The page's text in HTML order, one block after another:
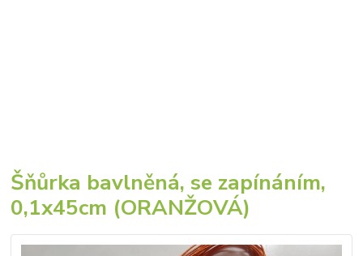
Šňůrka bavlněná, se zapínáním,
0,1x45cm (ORANŽOVÁ)